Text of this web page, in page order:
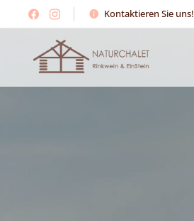
Kontaktieren Sie uns!